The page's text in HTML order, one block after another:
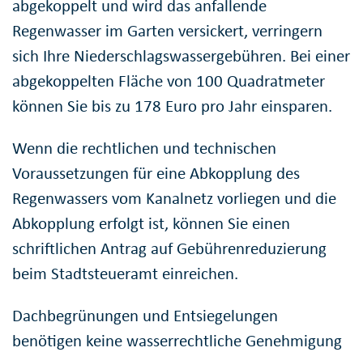
abgekoppelt und wird das anfallende
Regenwasser im Garten versickert, verringern
sich Ihre Niederschlagswassergebühren. Bei einer
abgekoppelten Fläche von 100 Quadratmeter
können Sie bis zu 178 Euro pro Jahr einsparen.
Wenn die rechtlichen und technischen
Voraussetzungen für eine Abkopplung des
Regenwassers vom Kanalnetz vorliegen und die
Abkopplung erfolgt ist, können Sie einen
schriftlichen Antrag auf Gebührenreduzierung
beim Stadtsteueramt einreichen.
Dachbegrünungen und Entsiegelungen
benötigen keine wasserrechtliche Genehmigung